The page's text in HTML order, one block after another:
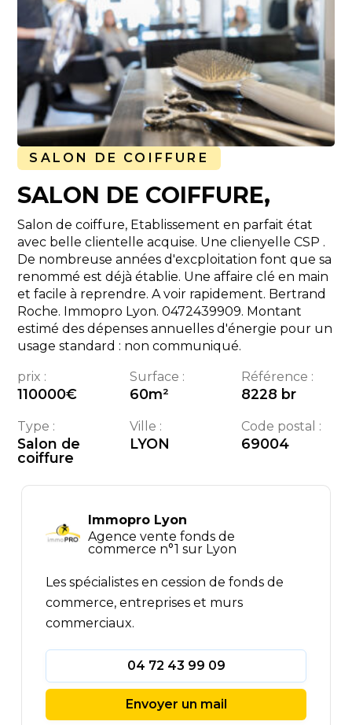
SALON DE COIFFURE
SALON DE COIFFURE,
Salon de coiffure, Etablissement en parfait état
avec belle clientelle acquise. Une clienyelle CSP .
De nombreuse années d'excploitation font que sa
renommé est déjà établie. Une affaire clé en main
et facile à reprendre. A voir rapidement. Bertrand
Roche. Immopro Lyon. 0472439909. Montant
estimé des dépenses annuelles d'énergie pour un
usage standard : non communiqué.
prix :
110000€
Surface :
60m²
Référence :
8228 br
Type :
Salon de
coiffure
Ville :
LYON
Code postal :
69004
Immopro Lyon
Agence vente fonds de
commerce n°1 sur Lyon
Les spécialistes en cession de fonds de
commerce, entreprises et murs
commerciaux.
04 72 43 99 09
Envoyer un mail